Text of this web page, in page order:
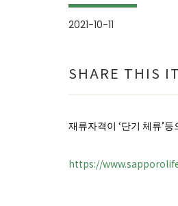
2021-10-11
SHARE THIS
재류자격이 ‘단기 체류’
https://